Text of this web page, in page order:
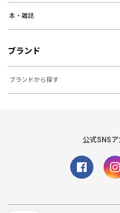
本・雑誌
ブランド
ブランドから探す
公式SNS